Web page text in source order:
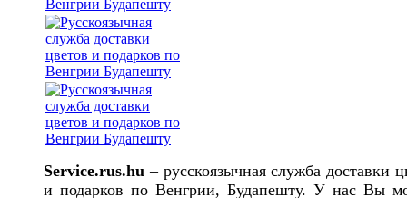
Service.rus.hu – русскоязычная служба доставки
и подарков по Венгрии, Будапешту. У нас Вы